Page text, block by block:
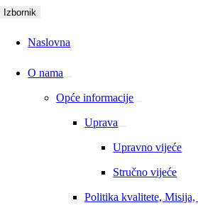
Skip
content
Izbornik
Naslovna
O nama
Opće informacije
Uprava
Upravno vijeće
Stručno vijeće
Politika kvalitete,